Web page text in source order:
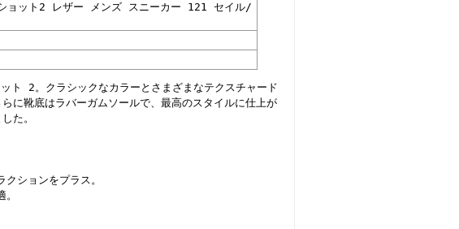
ット2 レザー メンズ スニーカー 121 セイル/
ト 2。クラシックなカラーとさまざまなテクスチャード
に靴底はラバーガムソールで、最高のスタイルに仕上が
た。
ションをプラス。